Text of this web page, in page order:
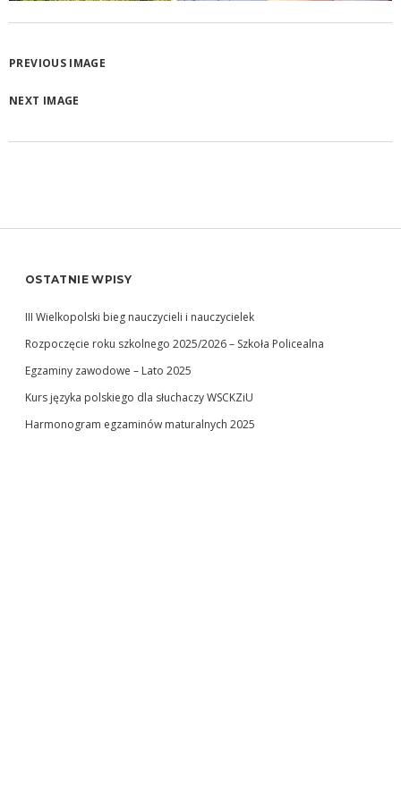
PREVIOUS IMAGE
NEXT IMAGE
OSTATNIE WPISY
III Wielkopolski bieg nauczycieli i nauczycielek
Rozpoczęcie roku szkolnego 2025/2026 – Szkoła Policealna
Egzaminy zawodowe – Lato 2025
Kurs języka polskiego dla słuchaczy WSCKZiU
Harmonogram egzaminów maturalnych 2025